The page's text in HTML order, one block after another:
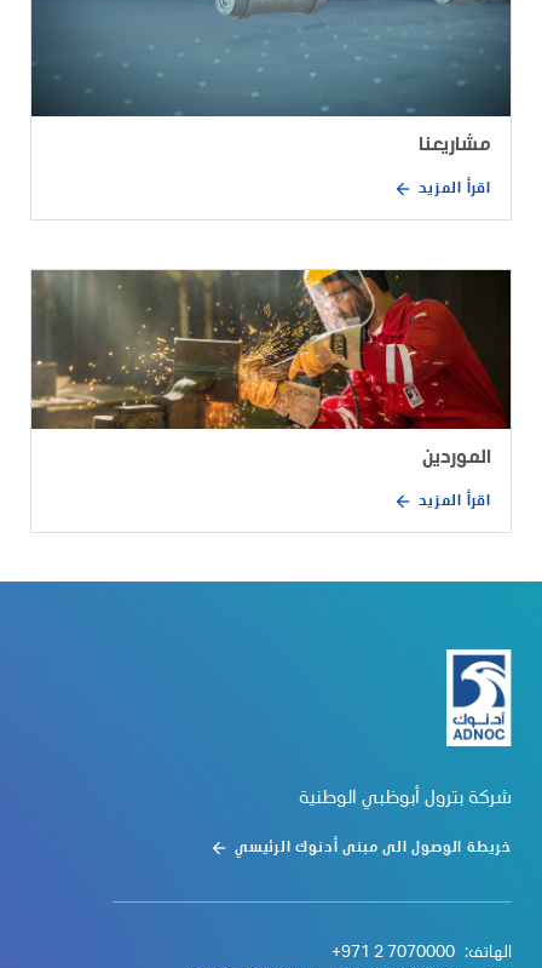
مشاريعنا
اقرأ المزيد
الموردين
اقرأ المزيد
شركة بترول أبوظبي الوطنية
خريطة الوصول الى مبنى أدنوك الرئيسي
الهاتف: +971 2 7070000